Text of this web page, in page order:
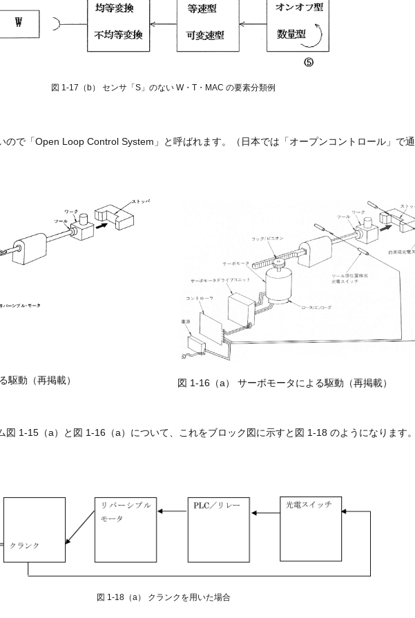
図 1-17（b） センサ「S」のない W・T・MAC の要素分類例
ので「Open Loop Control System」と呼ばれます。（日本では「オープンコントロール」で
駆動（再掲載） 図 1-16（a） サーボモータによる駆動（再掲載）
図 1-15（a）と図 1-16（a）について、これをブロック図に示すと図 1-18 のようになります
図 1-18（a） クランクを用いた場合